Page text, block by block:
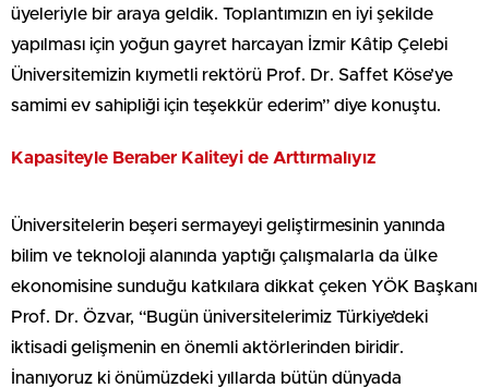
üyeleriyle bir araya geldik. Toplantımızın en iyi şekilde
yapılması için yoğun gayret harcayan İzmir Kâtip Çelebi
Üniversitemizin kıymetli rektörü Prof. Dr. Saffet Köse’ye
samimi ev sahipliği için teşekkür ederim” diye konuştu.
Kapasiteyle Beraber Kaliteyi de Arttırmalıyız
Üniversitelerin beşeri sermayeyi geliştirmesinin yanında
bilim ve teknoloji alanında yaptığı çalışmalarla da ülke
ekonomisine sunduğu katkılara dikkat çeken YÖK Başkanı
Prof. Dr. Özvar, “Bugün üniversitelerimiz Türkiye’deki
iktisadi gelişmenin en önemli aktörlerinden biridir.
İnanıyoruz ki önümüzdeki yıllarda bütün dünyada